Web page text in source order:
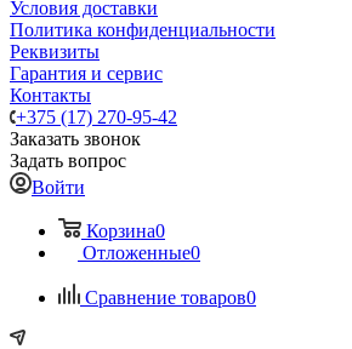
Условия доставки
Политика конфиденциальности
Реквизиты
Гарантия и сервис
Контакты
+375 (17) 270-95-42
Заказать звонок
Задать вопрос
Войти
Корзина0
Отложенные0
Сравнение товаров0